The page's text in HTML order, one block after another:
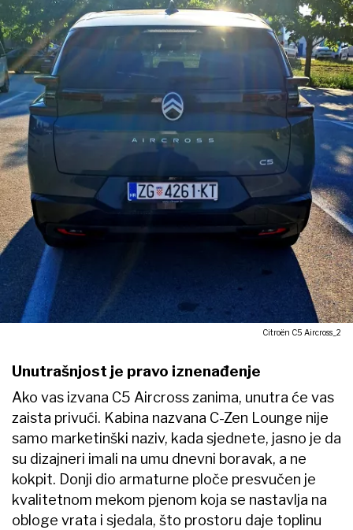
Citroën C5 Aircross_2
Unutrašnjost je pravo iznenađenje
Ako vas izvana C5 Aircross zanima, unutra će vas
zaista privući. Kabina nazvana C-Zen Lounge nije
samo marketinški naziv, kada sjednete, jasno je da
su dizajneri imali na umu dnevni boravak, a ne
kokpit. Donji dio armaturne ploče presvučen je
kvalitetnom mekom pjenom koja se nastavlja na
obloge vrata i sjedala, što prostoru daje toplinu